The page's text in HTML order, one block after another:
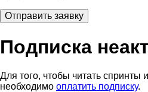
Подписка
Для того, чтобы читать спринты
необходимо оплатить подписку.